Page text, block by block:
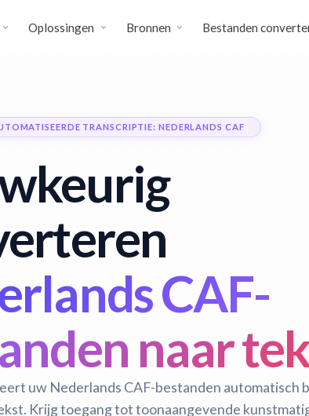
Oplossingen Bronnen Bestanden
TRANSCRIPTIE: NEDERLANDS CAF
CAF-
naar
uw Nederlands CAF-bestanden automatisch
Krijg toegang tot toonaangevende